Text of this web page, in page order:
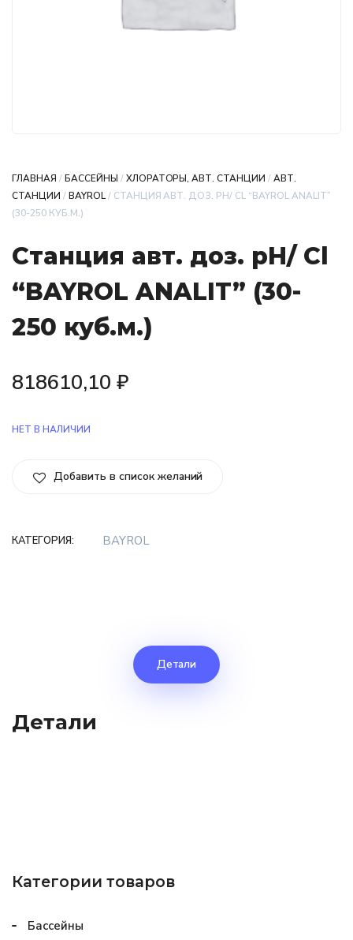
ГЛАВНАЯ /БАССЕЙНЫ /ХЛОРАТОРЫ, АВТ. СТАНЦИИ /АВТ.
СТАНЦИИ /BAYROL/ СТАНЦИЯ АВТ. ДОЗ. РН/ СL “BAYRОL ANALIT”
(30-250 КУБ.М.)
Станция авт. доз. рН/ Сl
“BAYRОL ANALIT” (30-
250 куб.м.)
818610,10 ₽
НЕТ В НАЛИЧИИ
Добавить в список желаний
КАТЕГОРИЯ: BAYROL
Детали
Детали
Категории товаров
Бассейны